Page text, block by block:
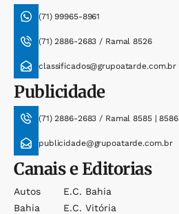
(71) 99965-8961
(71) 2886-2683 / Ramal 8526
classificados@grupoatarde.com.br
Publicidade
(71) 2886-2683 / Ramal 8585 | 8586
publicidade@grupoatarde.com.br
Canais e Editorias
Autos
Bahia
E.c. Bahia
E.c. Vitória